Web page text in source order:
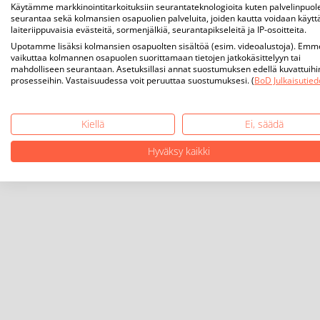
Käytämme markkinointitarkoituksiin seurantateknologioita kuten
seurantaa sekä kolmansien osapuolien palveluita, joiden kautta voidaan
laiteriippuvaisia evästeitä, sormenjälkiä, seurantapikseleitä ja IP-osoitteita.
Upotamme lisäksi kolmansien osapuolten sisältöä (esim. videoalustoja).
vaikuttaa kolmannen osapuolen suorittamaan tietojen jatkokäsittelyyn tai
mahdolliseen seurantaan. Asetuksillasi annat suostumuksen edellä
prosesseihin. Vastaisuudessa voit peruuttaa suostumuksesi. (BoD
Kiellä
Ei, säädä
Hyväksy kaikki